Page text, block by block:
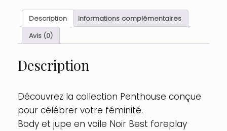
voile
Noir
Best
foreplay
:
L/XL,
Noir
Description
Informations complémentaires
Avis (0)
Description
Découvrez la collection Penthouse conçue
pour célébrer votre féminité.
Body et jupe en voile Noir Best foreplay